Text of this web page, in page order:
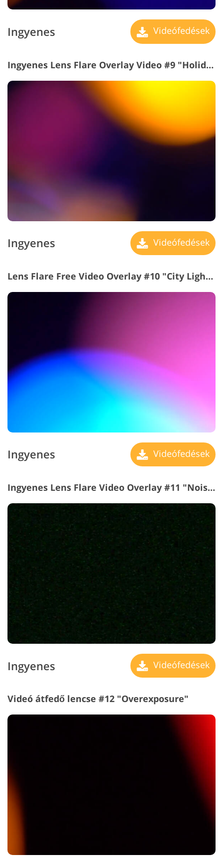
Ingyenes Videófedések
Ingyenes Lens Flare Overlay Video #9 "Holiday Feel"
Ingyenes Videófedések
Lens Flare Free Video Overlay #10 "City Lights"
Ingyenes Videófedések
Ingyenes Lens Flare Video Overlay #11 "Noise"
Ingyenes Videófedések
Videó átfedő lencse #12 "Overexposure"